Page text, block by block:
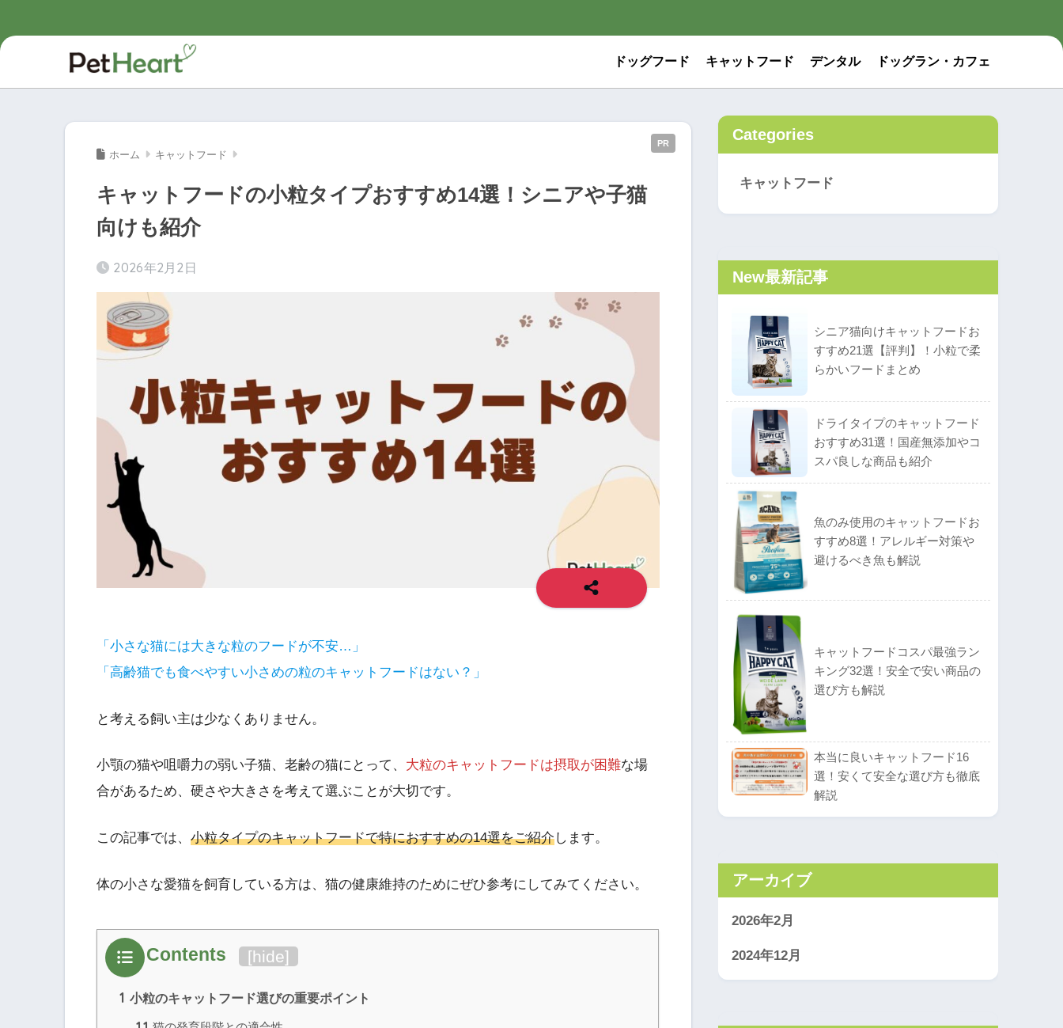
ドッグフード キャットフード デンタル ドッグラン・カフェ
PR
ホーム キャットフード
キャットフードの小粒タイプおすすめ14選！シニアや子猫
向けも紹介
2026年2月2日
「小さな猫には大きな粒のフードが不安…」
「高齢猫でも食べやすい小さめの粒のキャットフードはない？」
と考える飼い主は少なくありません。
小顎の猫や咀嚼力の弱い子猫、老齢の猫にとって、 大粒のキャットフードは摂取が困難な場
合があるため、硬さや大きさを考えて選ぶことが大切です。
この記事では、 小粒タイプのキャットフードで特におすすめの14選をご紹介します。
体の小さな愛猫を飼育している方は、猫の健康維持のためにぜひ参考にしてみてください。
Contents [hide]
1 小粒のキャットフード選びの重要ポイント
Categories
キャットフード
New最新記事
シニア猫向けキャットフードお
すすめ21選【評判】！小粒で柔
らかいフードまとめ
ドライタイプのキャットフード
おすすめ31選！国産無添加やコ
スパ良しな商品も紹介
魚のみ使用のキャットフードお
すすめ8選！アレルギー対策や
避けるべき魚も解説
キャットフードコスパ最強ラン
キング32選！安全で安い商品の
選び方も解説
本当に良いキャットフード16
選！安くて安全な選び方も徹底
解説
アーカイブ
2026年2月
2024年12月